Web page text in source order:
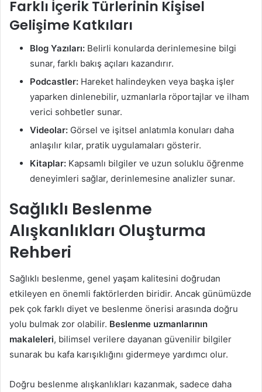
Farklı İçerik Türlerinin Kişisel
Gelişime Katkıları
Blog Yazıları: Belirli konularda derinlemesine bilgi
sunar, farklı bakış açıları kazandırır.
Podcastler: Hareket halindeyken veya başka işler
yaparken dinlenebilir, uzmanlarla röportajlar ve ilham
verici sohbetler sunar.
Videolar: Görsel ve işitsel anlatımla konuları daha
anlaşılır kılar, pratik uygulamaları gösterir.
Kitaplar: Kapsamlı bilgiler ve uzun soluklu öğrenme
deneyimleri sağlar, derinlemesine analizler sunar.
Sağlıklı Beslenme
Alışkanlıkları Oluşturma
Rehberi
Sağlıklı beslenme, genel yaşam kalitesini doğrudan
etkileyen en önemli faktörlerden biridir. Ancak günümüzde
pek çok farklı diyet ve beslenme önerisi arasında doğru
yolu bulmak zor olabilir. Beslenme uzmanlarının
makaleleri, bilimsel verilere dayanan güvenilir bilgiler
sunarak bu kafa karışıklığını gidermeye yardımcı olur.
Doğru beslenme alışkanlıkları kazanmak, sadece daha